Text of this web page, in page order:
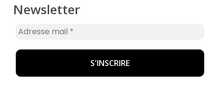
Newsletter